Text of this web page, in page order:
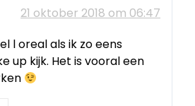
21 oktober 2018 om 06:47
l oreal als ik zo eens
up kijk. Het is vooral een